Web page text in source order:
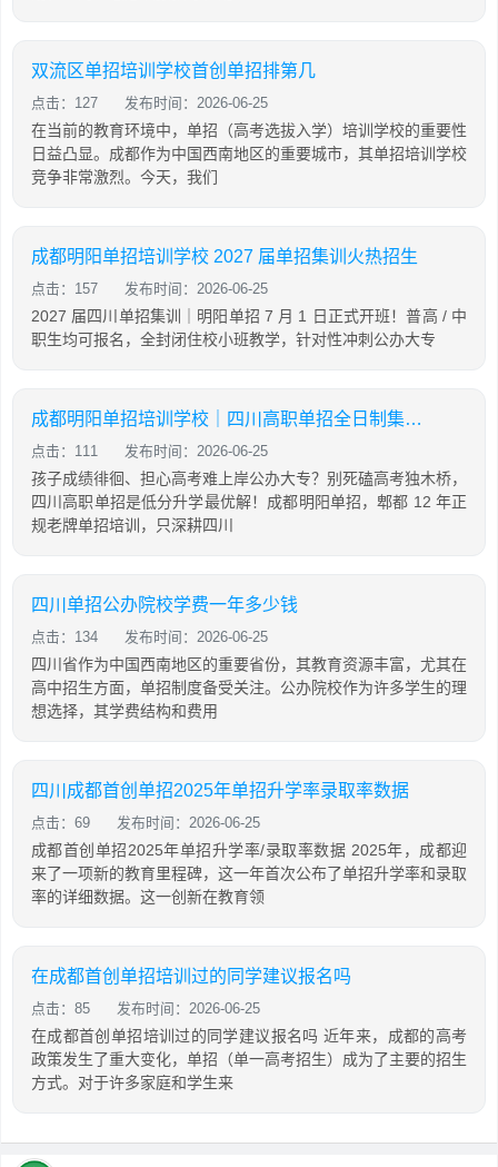
双流区单招培训学校首创单招排第几
点击：127 发布时间：2026-06-25
在当前的教育环境中，单招（高考选拔入学）培训学校的重要性
日益凸显。成都作为中国西南地区的重要城市，其单招培训学校
竞争非常激烈。今天，我们
成都明阳单招培训学校 2027 届单招集训火热招生
点击：157 发布时间：2026-06-25
2027 届四川单招集训｜明阳单招 7 月 1 日正式开班！普高 / 中
职生均可报名，全封闭住校小班教学，针对性冲刺公办大专
成都明阳单招培训学校｜四川高职单招全日制集训基地
点击：111 发布时间：2026-06-25
孩子成绩徘徊、担心高考难上岸公办大专？别死磕高考独木桥，
四川高职单招是低分升学最优解！成都明阳单招，郫都 12 年正
规老牌单招培训，只深耕四川
四川单招公办院校学费一年多少钱
点击：134 发布时间：2026-06-25
四川省作为中国西南地区的重要省份，其教育资源丰富，尤其在
高中招生方面，单招制度备受关注。公办院校作为许多学生的理
想选择，其学费结构和费用
四川成都首创单招2025年单招升学率录取率数据
点击：69 发布时间：2026-06-25
成都首创单招2025年单招升学率/录取率数据 2025年，成都迎
来了一项新的教育里程碑，这一年首次公布了单招升学率和录取
率的详细数据。这一创新在教育领
在成都首创单招培训过的同学建议报名吗
点击：85 发布时间：2026-06-25
在成都首创单招培训过的同学建议报名吗 近年来，成都的高考
政策发生了重大变化，单招（单一高考招生）成为了主要的招生
方式。对于许多家庭和学生来